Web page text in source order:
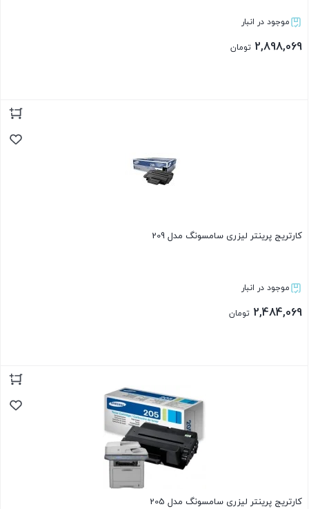
موجود در انبار
2,898,069 تومان
کارتریج پرینتر لیزری سامسونگ مدل 209
موجود در انبار
2,484,069 تومان
کارتریج پرینتر لیزری سامسونگ مدل 205